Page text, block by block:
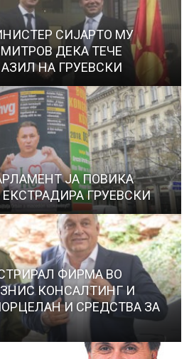
СИЈАРТО МУ
ДЕКА ТЕЧЕ
НА ГРУЕВСКИ
ЈА ПОВИКА
ЕКСТРАДИРА ГРУЕВСКИ
ФИРМА ВО
КОНСАЛТИНГ И
И СРЕДСТВА ЗА